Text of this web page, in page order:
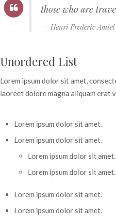
those who are
Henri Frederic Amiel
Unordered List
Lorem ipsum dolor sit amet,
laoreet dolore magna aliquam erat
Lorem ipsum dolor sit amet.
Lorem ipsum dolor sit amet.
Lorem ipsum dolor sit amet.
Lorem ipsum dolor sit amet.
Lorem ipsum dolor sit amet.
Lorem ipsum dolor sit amet.